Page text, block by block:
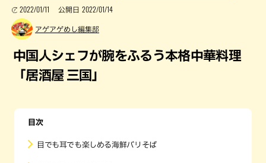
2022/01/11 公開日 2022/01/14
アゲアゲめし編集部
中国人シェフが腕をふるう本格中華料理
「居酒屋 三国」
目次
目でも耳でも楽しめる海鮮バリそば